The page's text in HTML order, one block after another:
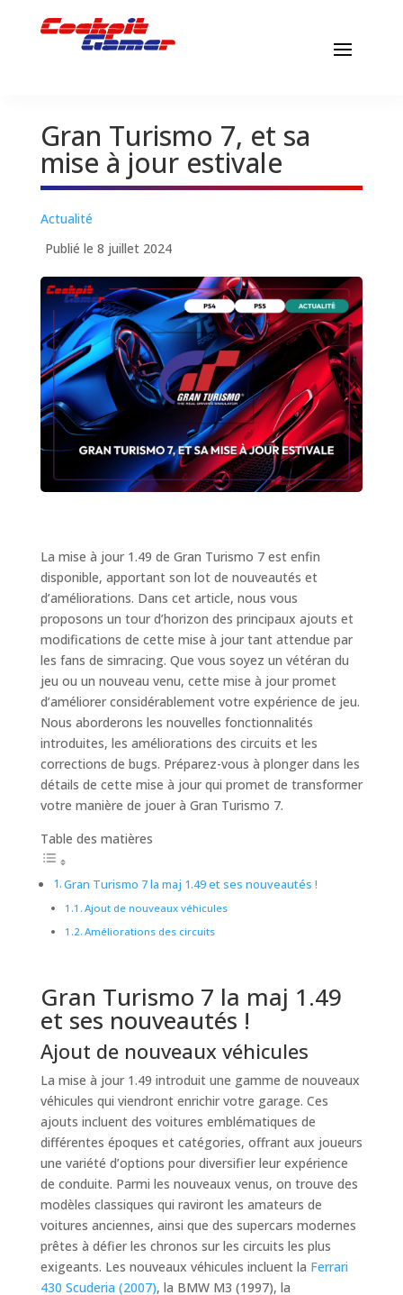
Gran Turismo 7, et sa
mise à jour estivale
Actualité
Publié le 8 juillet 2024
La mise à jour 1.49 de Gran Turismo 7 est enfin
disponible, apportant son lot de nouveautés et
d’améliorations. Dans cet article, nous vous
proposons un tour d’horizon des principaux ajouts et
modifications de cette mise à jour tant attendue par
les fans de simracing. Que vous soyez un vétéran du
jeu ou un nouveau venu, cette mise à jour promet
d’améliorer considérablement votre expérience de jeu.
Nous aborderons les nouvelles fonctionnalités
introduites, les améliorations des circuits et les
corrections de bugs. Préparez-vous à plonger dans les
détails de cette mise à jour qui promet de transformer
votre manière de jouer à Gran Turismo 7.
Table des matières
Gran Turismo 7 la maj 1.49 et ses nouveautés !
Ajout de nouveaux véhicules
Améliorations des circuits
Gran Turismo 7 la maj 1.49
et ses nouveautés !
Ajout de nouveaux véhicules
La mise à jour 1.49 introduit une gamme de nouveaux
véhicules qui viendront enrichir votre garage. Ces
ajouts incluent des voitures emblématiques de
différentes époques et catégories, offrant aux joueurs
une variété d’options pour diversifier leur expérience
de conduite. Parmi les nouveaux venus, on trouve des
modèles classiques qui raviront les amateurs de
voitures anciennes, ainsi que des supercars modernes
prêtes à défier les chronos sur les circuits les plus
exigeants. Les nouveaux véhicules incluent la Ferrari
430 Scuderia (2007), la BMW M3 (1997), la